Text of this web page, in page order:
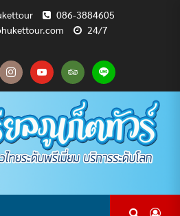
086-3884605
24/7
CART
CHECKOUT
MY
ACCOUNT
SAMPLE
PAGE
ทัวร์
ทั้งหมด
บทความ
ท่อง
เที่ยว
ยินดี
ต้อนรับ
สู่
PHUKET
TOUR
เกี่ยว
กับ
เรา
แพ็คเกจ
ทัวร์
ทั้งหมด